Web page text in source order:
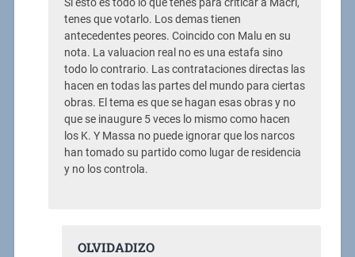
tenes que votarlo. Los demas tienen
antecedentes peores. Coincido con Malu en su
nota. La valuacion real no es una estafa sino
todo lo contrario. Las contrataciones directas las
hacen en todas las partes del mundo para ciertas
obras. El tema es que se hagan esas obras y no
que se inaugure 5 veces lo mismo como hacen
los K. Y Massa no puede ignorar que los narcos
han tomado su partido como lugar de residencia
y no los controla.
OLVIDADIZO